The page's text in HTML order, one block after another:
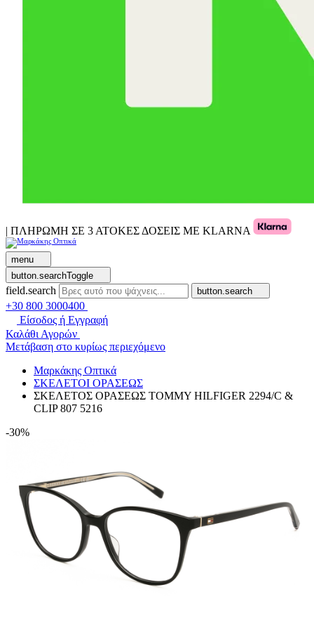
| ΠΛΗΡΩΜΗ ΣΕ 3 ΑΤΟΚΕΣ ΔΟΣΕΙΣ ΜΕ KLARNA
menu
button.searchToggle
field.search button.search
+30 800 3000400
Είσοδος ή Εγγραφή
Καλάθι Αγορών
Μετάβαση στο κυρίως περιεχόμενο
Μαρκάκης Οπτικά
ΣΚΕΛΕΤΟΙ ΟΡΑΣΕΩΣ
ΣΚΕΛΕΤΟΣ ΟΡΑΣΕΩΣ TOMMY HILFIGER 2294/C &
CLIP 807 5216
-30%